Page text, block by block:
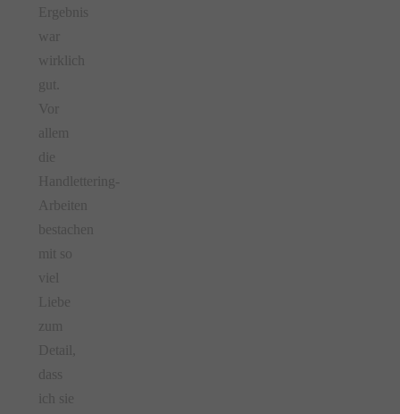
Ergebnis
war
wirklich
gut.
Vor
allem
die
Handlettering-
Arbeiten
bestachen
mit so
viel
Liebe
zum
Detail,
dass
ich sie